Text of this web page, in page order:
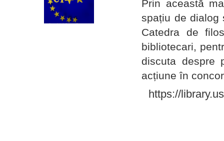
Prin această
spațiu de dialog
Catedra de
bibliotecari,
discuta despre
acțiune în
https://